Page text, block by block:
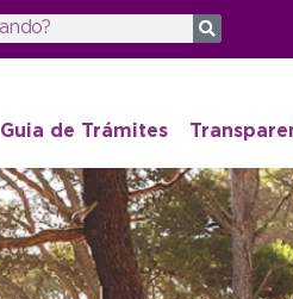
Guia de Trámites